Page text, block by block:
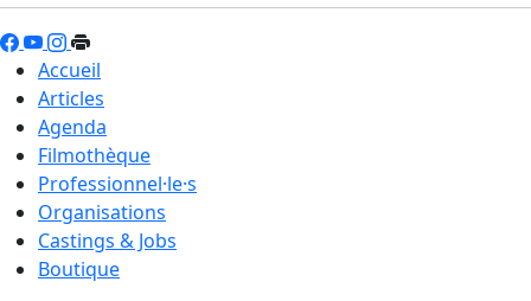
Accueil
Articles
Agenda
Filmothèque
Professionnel·le·s
Organisations
Castings & Jobs
Boutique